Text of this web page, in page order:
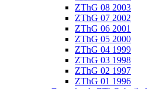
ZThG 08 2003
ZThG 07 2002
ZThG 06 2001
ZThG 05 2000
ZThG 04 1999
ZThG 03 1998
ZThG 02 1997
ZThG 01 1996